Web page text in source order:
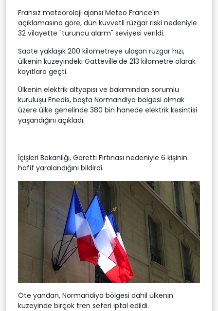
Fransız meteoroloji ajansı Meteo France'ın
açıklamasına göre, dün kuvvetli rüzgar riski nedeniyle
32 vilayette "turuncu alarm" seviyesi verildi.
Saate yaklaşık 200 kilometreye ulaşan rüzgar hızı,
ülkenin kuzeyindeki Gatteville'de 213 kilometre olarak
kayıtlara geçti.
Ülkenin elektrik altyapısı ve bakımından sorumlu
kuruluşu Enedis, başta Normandiya bölgesi olmak
üzere ülke genelinde 380 bin hanede elektrik kesintisi
yaşandığını açıkladı.
İçişleri Bakanlığı, Goretti Fırtınası nedeniyle 6 kişinin
hafif yaralandığını bildirdi.
Öte yandan, Normandiya bölgesi dahil ülkenin
kuzeyinde birçok tren seferi iptal edildi.